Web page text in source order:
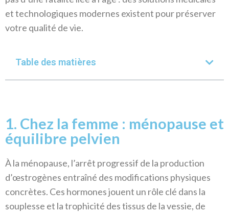
et technologiques modernes existent pour préserver
votre qualité de vie.
Table des matières
1. Chez la femme : ménopause et
équilibre pelvien
À la ménopause, l’arrêt progressif de la production
d’œstrogènes entraîné des modifications physiques
concrètes. Ces hormones jouent un rôle clé dans la
souplesse et la trophicité des tissus de la vessie, de